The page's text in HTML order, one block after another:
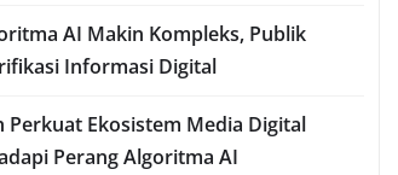
AI Makin Kompleks, Publik
Informasi Digital
Perkuat Ekosistem Media Digital
Perang Algoritma AI